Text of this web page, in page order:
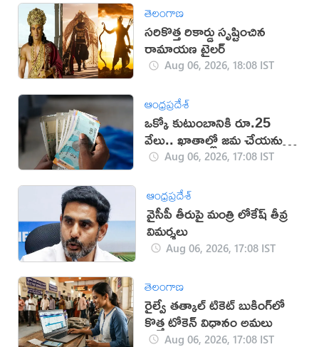
తెలంగాణ
సరికొత్త రికార్డు సృష్టించిన
రామాయణ ట్రైలర్‌
Aug 06, 2026, 18:08 IST
ఆంధ్రప్రదేశ్
ఒక్కో కుటుంబానికి రూ.25
వేలు.. ఖాతాల్లో జ‌మ చేయ‌నున్న
ప్ర‌భుత్వం..!
Aug 06, 2026, 17:08 IST
ఆంధ్రప్రదేశ్
వైసీపీ తీరుపై మంత్రి లోకేష్ తీవ్ర
విమర్శలు
Aug 06, 2026, 17:08 IST
తెలంగాణ
రైల్వే తత్కాల్ టికెట్ బుకింగ్‌లో
కొత్త టోకెన్ విధానం అమలు
Aug 06, 2026, 17:08 IST